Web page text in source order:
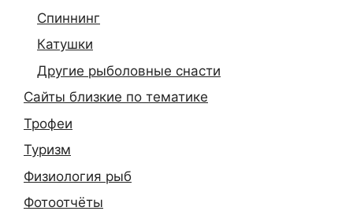
Спиннинг
Катушки
Другие рыболовные снасти
Сайты близкие по тематике
Трофеи
Туризм
Физиология рыб
Фотоотчёты